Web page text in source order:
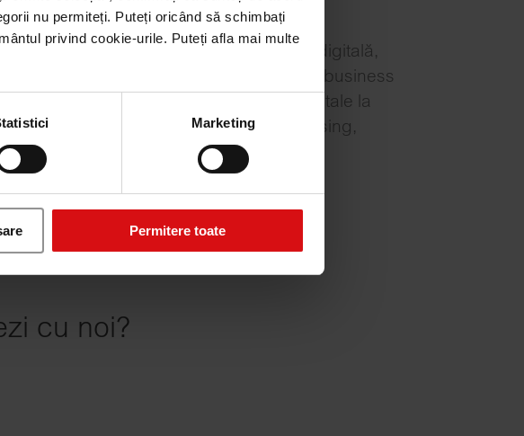
nu permiteți. Puteți oricând să schimbați
privind cookie-urile. Puteți afla mai multe
Marketing
Permitere toate
succesul în prezent și viitor în era digitală,
relevante: de la consultanță la business
și implementarea platformelor digitale la
marketing până la media purchasing,
cu noi?